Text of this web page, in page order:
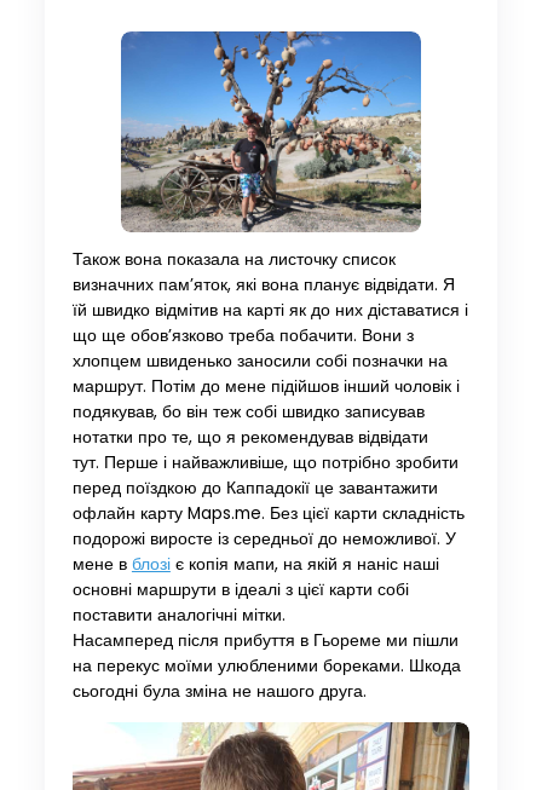
Також вона показала на листочку список
визначних пам’яток, які вона планує відвідати. Я
їй швидко відмітив на карті як до них діставатися і
що ще обов’язково треба побачити. Вони з
хлопцем швиденько заносили собі позначки на
маршрут. Потім до мене підійшов інший чоловік і
подякував, бо він теж собі швидко записував
нотатки про те, що я рекомендував відвідати
тут. Перше і найважливіше, що потрібно зробити
перед поїздкою до Каппадокії це завантажити
офлайн карту Maps.me. Без цієї карти складність
подорожі виросте із середньої до неможливої. У
мене в блозіє копія мапи, на якій я наніс наші
основні маршрути в ідеалі з цієї карти собі
поставити аналогічні мітки.
Насамперед після прибуття в Гьореме ми пішли
на перекус моїми улюбленими бореками. Шкода
сьогодні була зміна не нашого друга.